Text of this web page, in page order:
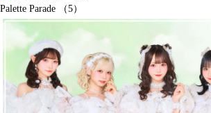
Palette Parade （5）